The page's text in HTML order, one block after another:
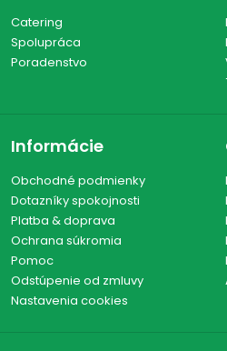
Catering
Spolupráca
Poradenstvo
Informácie
Obchodné podmienky
Dotazníky spokojnosti
Platba & doprava
Ochrana súkromia
Pomoc
Odstúpenie od zmluvy
Nastavenia cookies